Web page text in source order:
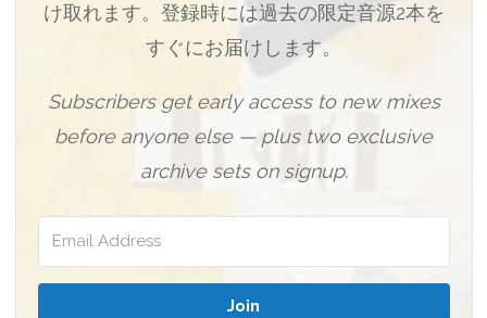
け取れます。登録時には過去の限定音源2本を
すぐにお届けします。
Subscribers get early access to new mixes
before anyone else — plus two exclusive
archive sets on signup.
Join